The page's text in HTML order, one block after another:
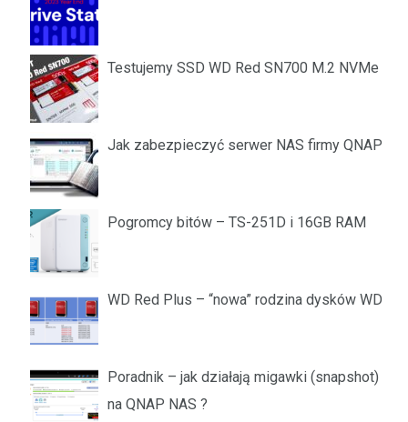
Testujemy SSD WD Red SN700 M.2 NVMe
Jak zabezpieczyć serwer NAS firmy QNAP
Pogromcy bitów – TS-251D i 16GB RAM
WD Red Plus – “nowa” rodzina dysków WD
Poradnik – jak działają migawki (snapshot)
na QNAP NAS ?